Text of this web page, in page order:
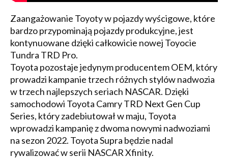
Zaangażowanie Toyoty w pojazdy wyścigowe, które
bardzo przypominają pojazdy produkcyjne, jest
kontynuowane dzięki całkowicie nowej Toyocie
Tundra TRD Pro.
Toyota pozostaje jedynym producentem OEM, który
prowadzi kampanie trzech różnych stylów nadwozia
w trzech najlepszych seriach NASCAR. Dzięki
samochodowi Toyota Camry TRD Next Gen Cup
Series, który zadebiutował w maju, Toyota
wprowadzi kampanię z dwoma nowymi nadwoziami
na sezon 2022. Toyota Supra będzie nadal
rywalizować w serii NASCAR Xfinity.